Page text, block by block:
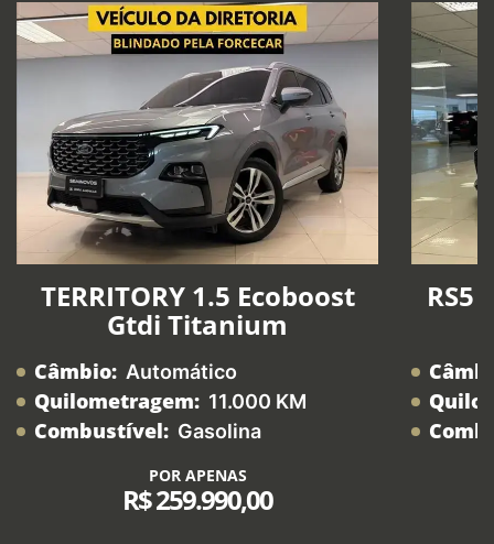
TERRITORY 1.5 Ecoboost
Gtdi Titanium
Câmbio: Automático
Quilometragem: 11.000 KM
Combustível: Gasolina
POR APENAS
R$ 259.990,00
RS5